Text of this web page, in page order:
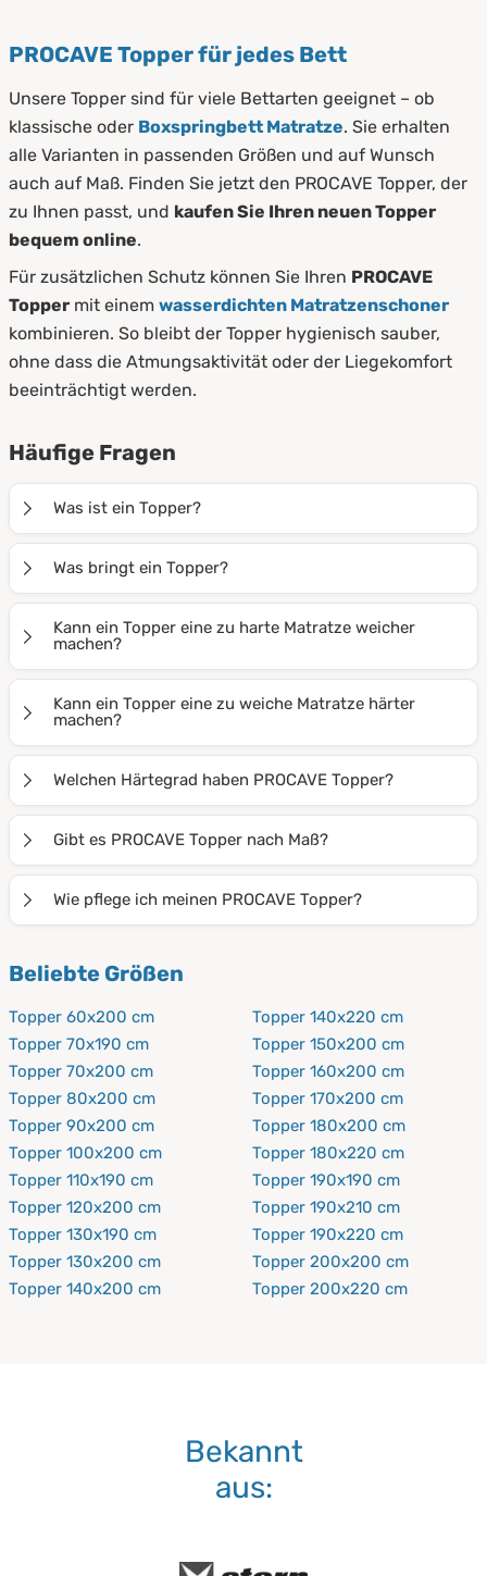
PROCAVE Topper für jedes Bett
Unsere Topper sind für viele Bettarten geeignet – ob
klassische oder Boxspringbett Matratze. Sie erhalten
alle Varianten in passenden Größen und auf Wunsch
auch auf Maß. Finden Sie jetzt den PROCAVE Topper, der
zu Ihnen passt, und kaufen Sie Ihren neuen Topper
bequem online.
Für zusätzlichen Schutz können Sie Ihren PROCAVE
Topper mit einem wasserdichten Matratzenschoner
kombinieren. So bleibt der Topper hygienisch sauber,
ohne dass die Atmungsaktivität oder der Liegekomfort
beeinträchtigt werden.
Häufige Fragen
Was ist ein Topper?
gelegt wird. Er verbessert den Liegekomfort, schützt
positiv beeinflussen.
Was bringt ein Topper?
Druckstellen reduzieren und die Lebensdauer Ihrer
Matratze verlängern.
Kann ein Topper eine zu harte Matratze weicher
machen?
Topperkönnen eine zu harte Matratze spürbar
weicher machen und für mehr Komfort sorgen.
Kann ein Topper eine zu weiche Matratze härter
machen?
Matratze stabilisieren. Ist die Matratze jedoch stark
Austausch.
Welchen Härtegrad haben PROCAVE Topper?
gewählten Art des Toppers ab.
Gibt es PROCAVE Topper nach Maß?
Ihrem Bett und Ihren individuellen Anforderungen.
Wie pflege ich meinen PROCAVE Topper?
paar Monate und waschen Sie den Bezug nach
Beliebte Größen
Topper 60x200 cm
Topper 70x190 cm
Topper 70x200 cm
Topper 80x200 cm
Topper 90x200 cm
Topper 100x200 cm
Topper 110x190 cm
Topper 120x200 cm
Topper 130x190 cm
Topper 130x200 cm
Topper 140x200 cm
Topper 140x220 cm
Topper 150x200 cm
Topper 160x200 cm
Topper 170x200 cm
Topper 180x200 cm
Topper 180x220 cm
Topper 190x190 cm
Topper 190x210 cm
Topper 190x220 cm
Topper 200x200 cm
Topper 200x220 cm
Bekannt
aus: